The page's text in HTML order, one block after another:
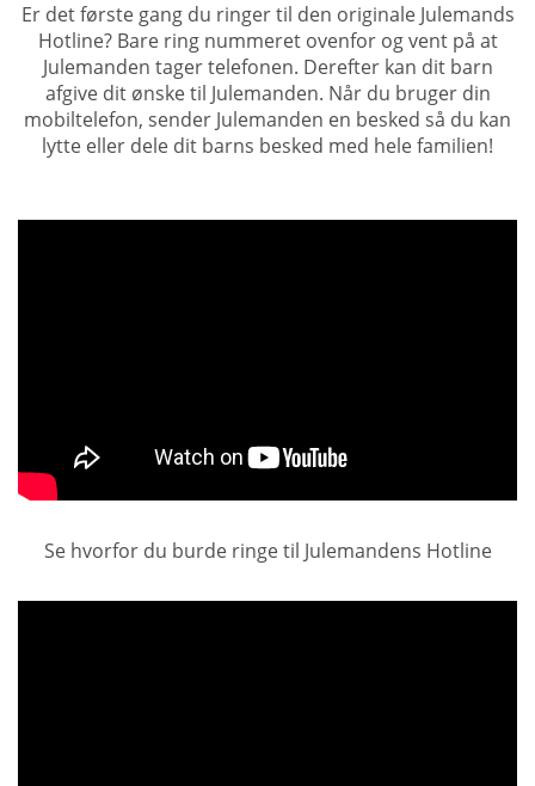
Er det første gang du ringer til den originale Julemands
Hotline? Bare ring nummeret ovenfor og vent på at
Julemanden tager telefonen. Derefter kan dit barn
afgive dit ønske til Julemanden. Når du bruger din
mobiltelefon, sender Julemanden en besked så du kan
lytte eller dele dit barns besked med hele familien!
Se hvorfor du burde ringe til Julemandens Hotline